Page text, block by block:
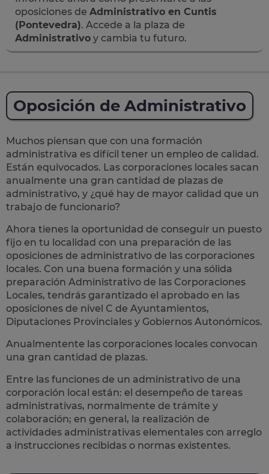
oposiciones de Administrativo en Cuntis
(Pontevedra). Accede a la plaza de
Administrativo y cambia tu futuro.
Oposición de Administrativo
Muchos piensan que con una formación
administrativa es difícil tener un empleo de calidad.
Están equivocados. Las corporaciones locales sacan
anualmente una gran cantidad de plazas de
administrativo, y ¿qué hay de mayor calidad que un
trabajo de funcionario?
Ahora tienes la oportunidad de conseguir un puesto
fijo en tu localidad con una preparación de las
oposiciones de administrativo de las corporaciones
locales. Con una buena formación y una sólida
preparación Administrativo de las Corporaciones
Locales, tendrás garantizado el aprobado en las
oposiciones de nivel C de Ayuntamientos,
Diputaciones Provinciales y Gobiernos Autonómicos.
Anualmentente las corporaciones locales convocan
una gran cantidad de plazas.
Entre las funciones de un administrativo de una
corporación local están: el desempeño de tareas
administrativas, normalmente de trámite y
colaboración; en general, la realización de
actividades administrativas elementales con arreglo
a instrucciones recibidas o normas existentes.